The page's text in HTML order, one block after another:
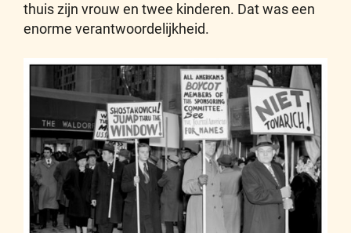
thuis zijn vrouw en twee kinderen. Dat was een
enorme verantwoordelijkheid.